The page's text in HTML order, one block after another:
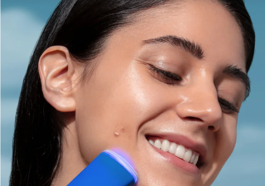
Iniciar sesión
Perfil de usuario
Mis dispositivos
Mis pedidos
Mis direcciones
Mis suscripciones
NUEVO
FAQ™ Pure Beauty-Tech Elixir
BREAKING NEWS
issa™ Teeth Whitening Set
Idioma
English Deutsch
Español
Français
Português
Polski
Русский
Türkçe
简体中文 繁體中文